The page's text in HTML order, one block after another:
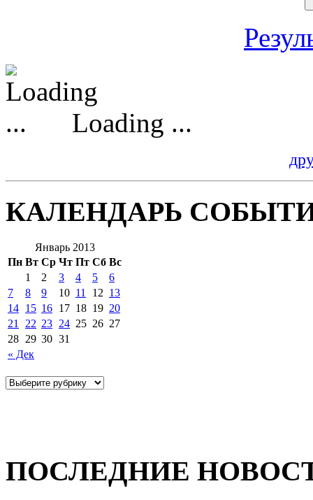
Loading ...
КАЛЕНДАРЬ
Январь 2013
Пн Вт Ср Чт Пт Сб Вс
« Дек
1 2 3 4 5
6
7
8 9 10 11 12 13
14 15 16 17 18 19 20
21
22 23 24 25 26 27
28 29 30 31
ПОСЛЕДНИЕ